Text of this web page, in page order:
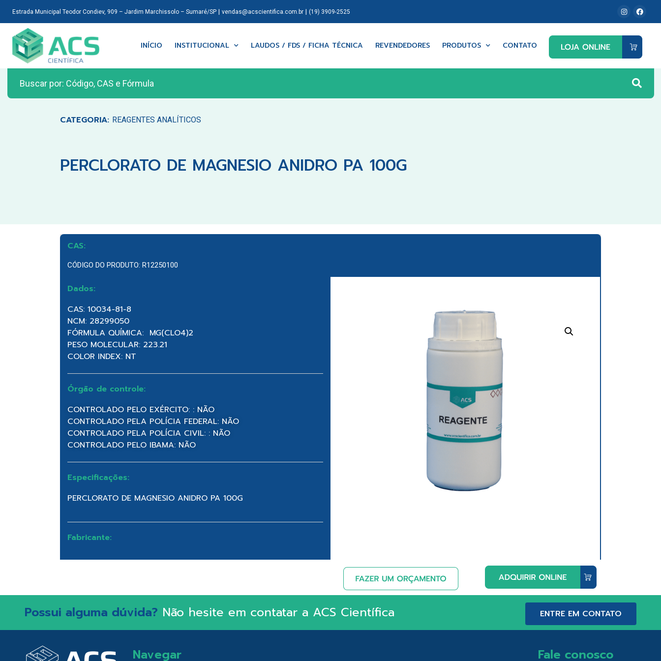
Estrada Municipal Teodor Condiev, 909 – Jardim Marchissolo – Sumaré/SP| vendas@acscientifica.com.br| (19) 3909-2525
INÍCIO INSTITUCIONAL LAUDOS / FDS / FICHA TÉCNICA REVENDEDORES PRODUTOS CONTATO
CATEGORIA: REAGENTES ANALÍTICOS
PERCLORATO DE MAGNESIO ANIDRO PA 100G
CAS:
CÓDIGO DO PRODUTO: R12250100
Dados:
CAS: 10034-81-8
NCM: 28299050
FÓRMULA QUÍMICA: MG(CLO4)2
PESO MOLECULAR: 223.21
COLOR INDEX: NT
Órgão de controle:
CONTROLADO PELO EXÉRCITO: : NÃO
CONTROLADO PELA POLÍCIA FEDERAL: NÃO
CONTROLADO PELA POLÍCIA CIVIL: : NÃO
CONTROLADO PELO IBAMA: NÃO
Especificações:
PERCLORATO DE MAGNESIO ANIDRO PA 100G
Fabricante:
Possui alguma dúvida? Não hesite em contatar a ACS Científica ENTRE EM CONTATO
Navegar Fale conosco